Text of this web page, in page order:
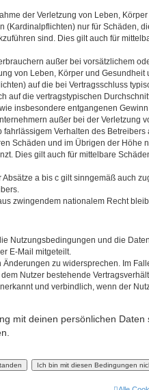
der Verletzung von Leben,
(Kardinalpflichten) nur für Schäden,
sind. Dies gilt auch für
außer bei vorsätzlichem
von Leben, Körper und
auf die bei Vertragsschluss
auf die vertragstypischen
insbesondere entgangenen
außer bei der Verletzung
Verhalten des Betreibers
Schäden und im Übrigen der Höhe
Dies gilt auch für mittelbare
a bis c gilt sinngemäß auch
zwingendem nationalem Recht
Nutzungsbedingungen und die
E-Mail mitgeteilt.
Änderungen zu widersprechen. Im
Nutzer bestehende
und verbindlich, wenn der
mit deinen persönlichen Daten